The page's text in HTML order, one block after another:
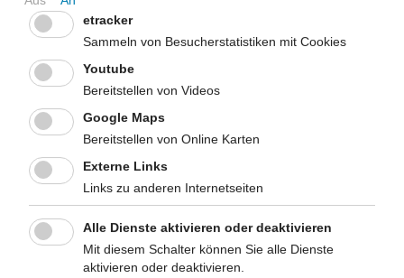
Archiv der Reports und Jahresberichte zu
schulärztlichen Untersuchungen
Beginnend ab 1999 liegen Jahresberichte zu
schulärztlichen Untersuchungen in Nordrhein-Westfalen
veröffentlicht. Die Berichte bieten Daten aus der
Kindergartenuntersuchung, der
und den Entlassuntersuchungen.
etracker
Sammeln von Besucherstatistiken mit Cookies
Youtube
Bereitstellen von Videos
Google Maps
Bereitstellen von Online Karten
Externe Links
Links zu anderen Internetseiten
Alle Dienste aktivieren oder deaktivieren
Mit diesem Schalter können Sie alle Dienste
aktivieren oder deaktivieren.